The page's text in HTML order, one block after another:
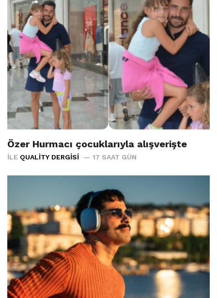
Özer Hurmacı çocuklarıyla alışverişte
İLE QUALITY DERGISI 17 SAAT GÜN